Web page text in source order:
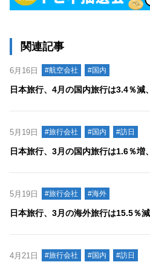
関連記事
6月16日 #航空会社 #国内
日本旅行、4月の国内旅行は3.4％減
5月19日 #旅行会社 #国内 #訪日
日本旅行、3月の国内旅行は1.6％増
5月19日 #旅行会社 #海外
日本旅行、3月の海外旅行は15.5％
4月21日 #旅行会社 #国内 #訪日